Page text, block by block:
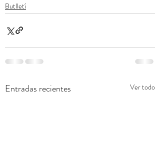
Butlletí
Entradas recientes Ver todo